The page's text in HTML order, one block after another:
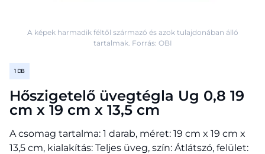
1 DB
Hőszigetelő üvegtégla Ug 0,8 19
cm x 19 cm x 13,5 cm
A csomag tartalma: 1 darab, méret: 19 cm x 19 cm x
13,5 cm, kialakítás: Teljes üveg, szín: Átlátszó, felület:
A képek harmadik féltől származó és azok tulajdonában álló
tartalmak. Forrás: OBI